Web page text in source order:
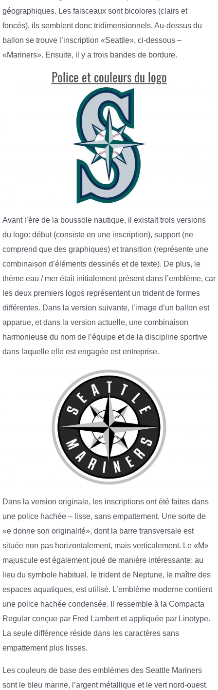
géographiques. Les faisceaux sont bicolores (clairs et
foncés), ils semblent donc tridimensionnels. Au-dessus du
ballon se trouve l’inscription «Seattle», ci-dessous –
«Mariners». Ensuite, il y a trois bandes de bordure.
Police et couleurs du logo
Avant l’ère de la boussole nautique, il existait trois versions
du logo: début (consiste en une inscription), support (ne
comprend que des graphiques) et transition (représente une
combinaison d’éléments dessinés et de texte). De plus, le
thème eau / mer était initialement présent dans l’emblème, car
les deux premiers logos représentent un trident de formes
différentes. Dans la version suivante, l’image d’un ballon est
apparue, et dans la version actuelle, une combinaison
harmonieuse du nom de l’équipe et de la discipline sportive
dans laquelle elle est engagée est entreprise.
Dans la version originale, les inscriptions ont été faites dans
une police hachée – lisse, sans empattement. Une sorte de
«e donne son originalité», dont la barre transversale est
située non pas horizontalement, mais verticalement. Le «M»
majuscule est également joué de manière intéressante: au
lieu du symbole habituel, le trident de Neptune, le maître des
espaces aquatiques, est utilisé. L’emblème moderne contient
une police hachée condensée. Il ressemble à la Compacta
Regular conçue par Fred Lambert et appliquée par Linotype.
La seule différence réside dans les caractères sans
empattement plus lisses.
Les couleurs de base des emblèmes des Seattle Mariners
sont le bleu marine, l’argent métallique et le vert nord-ouest.